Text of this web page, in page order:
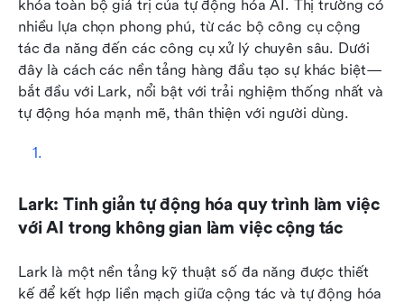
khóa toàn bộ giá trị của tự động hóa AI. Thị trường có
nhiều lựa chọn phong phú, từ các bộ công cụ cộng
tác đa năng đến các công cụ xử lý chuyên sâu. Dưới
đây là cách các nền tảng hàng đầu tạo sự khác biệt—
bắt đầu với Lark, nổi bật với trải nghiệm thống nhất và
tự động hóa mạnh mẽ, thân thiện với người dùng.
Lark: Tinh giản tự động hóa quy trình làm việc
với AI trong không gian làm việc cộng tác
Lark là một nền tảng kỹ thuật số đa năng được thiết
kế để kết hợp liền mạch giữa cộng tác và tự động hóa